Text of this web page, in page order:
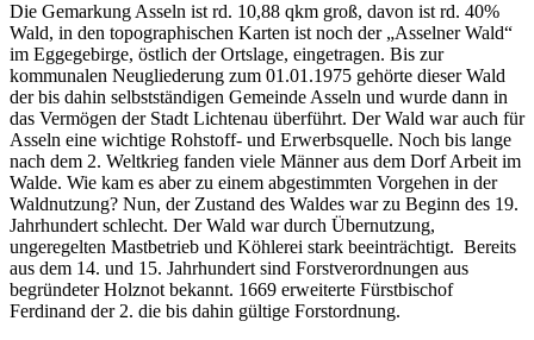
Die Gemarkung Asseln ist rd. 10,88 qkm groß, davon ist rd. 40%
Wald, in den topographischen Karten ist noch der „Asselner Wald“
im Eggegebirge, östlich der Ortslage, eingetragen. Bis zur
kommunalen Neugliederung zum 01.01.1975 gehörte dieser Wald
der bis dahin selbstständigen Gemeinde Asseln und wurde dann in
das Vermögen der Stadt Lichtenau überführt. Der Wald war auch für
Asseln eine wichtige Rohstoff- und Erwerbsquelle. Noch bis lange
nach dem 2. Weltkrieg fanden viele Männer aus dem Dorf Arbeit im
Walde. Wie kam es aber zu einem abgestimmten Vorgehen in der
Waldnutzung? Nun, der Zustand des Waldes war zu Beginn des 19.
Jahrhundert schlecht. Der Wald war durch Übernutzung,
ungeregelten Mastbetrieb und Köhlerei stark beeinträchtigt. Bereits
aus dem 14. und 15. Jahrhundert sind Forstverordnungen aus
begründeter Holznot bekannt. 1669 erweiterte Fürstbischof
Ferdinand der 2. die bis dahin gültige Forstordnung.